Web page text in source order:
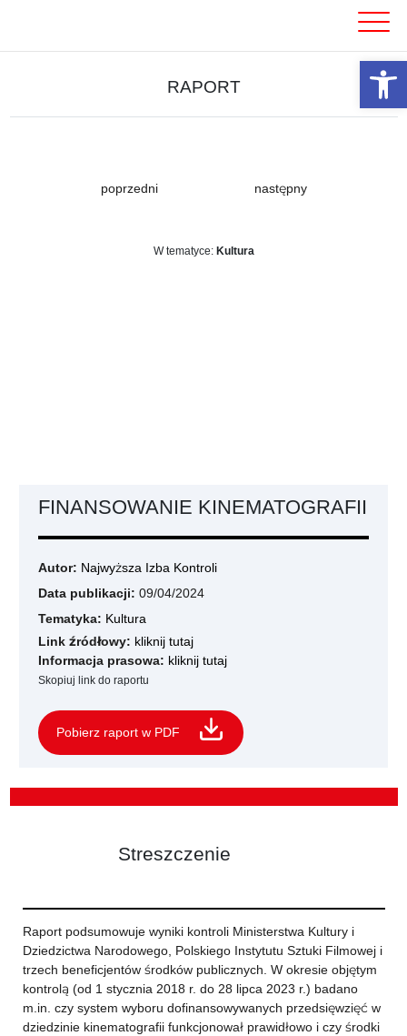
RAPORT
poprzedni następny
W tematyce: Kultura
FINANSOWANIE KINEMATOGRAFII
Autor: Najwyższa Izba Kontroli
Data publikacji: 09/04/2024
Tematyka: Kultura
Link źródłowy: kliknij tutaj
Informacja prasowa: kliknij tutaj
Skopiuj link do raportu
Pobierz raport w PDF
Streszczenie
Raport podsumowuje wyniki kontroli Ministerstwa Kultury i
Dziedzictwa Narodowego, Polskiego Instytutu Sztuki Filmowej i
trzech beneficjentów środków publicznych. W okresie objętym
kontrolą (od 1 stycznia 2018 r. do 28 lipca 2023 r.) badano
m.in. czy system wyboru dofinansowywanych przedsięwzięć w
dziedzinie kinematografii funkcjonował prawidłowo i czy środki